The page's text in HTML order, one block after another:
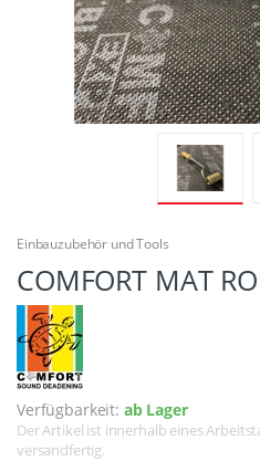
Einbauzubehör und Tools
COMFORT MAT
Verfügbarkeit: ab Lager
Der Artikel ist innerhalb eines
versandfertig.